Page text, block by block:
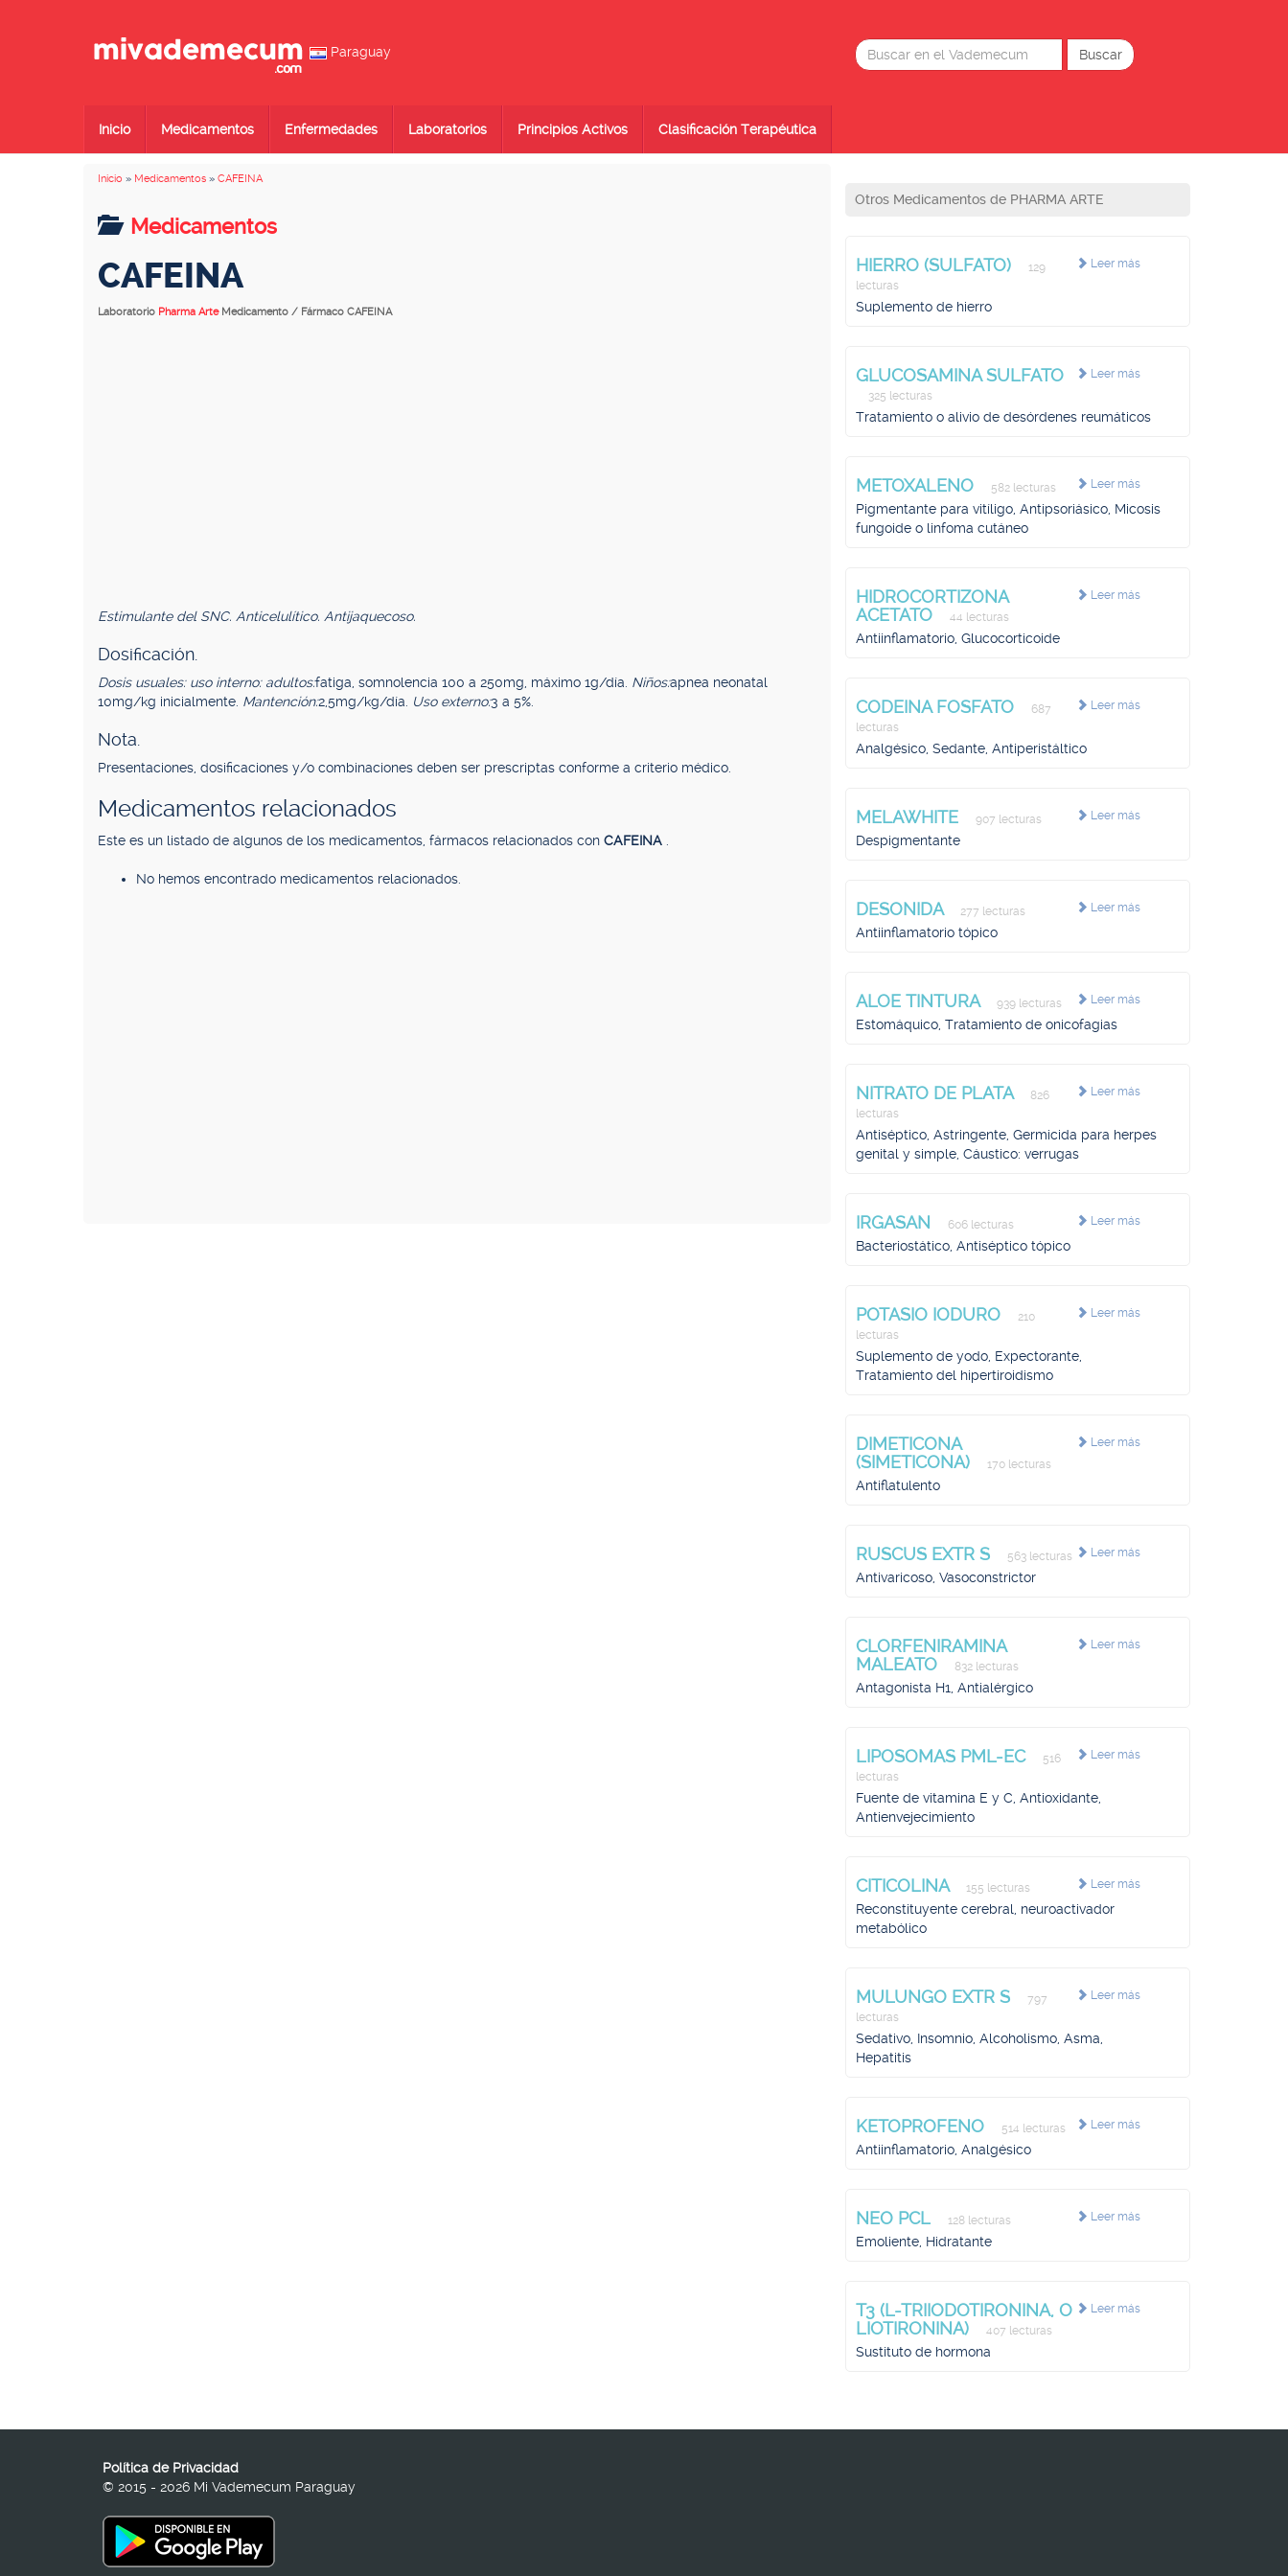
Paraguay
Inicio Medicamentos Enfermedades Laboratorios Principios Activos Clasificación Terapéutica
Inicio » Medicamentos » CAFEINA
Medicamentos
CAFEINA
Laboratorio Pharma Arte Medicamento / Fármaco CAFEINA
Estimulante del SNC. Anticelulítico. Antijaquecoso.
Dosificación.
Dosis usuales: uso interno: adultos:fatiga, somnolencia 100 a 250mg, máximo 1g/día. Niños:apnea neonatal
10mg/kg inicialmente. Mantención:2,5mg/kg/día. Uso externo:3 a 5%.
Nota.
Presentaciones, dosificaciones y/o combinaciones deben ser prescriptas conforme a criterio médico.
Medicamentos relacionados
Este es un listado de algunos de los medicamentos, fármacos relacionados con CAFEINA
No hemos encontrado medicamentos relacionados.
Otros Medicamentos de PHARMA ARTE
Leer más
HIERRO (SULFATO)
129
lecturas
Suplemento de hierro
Leer más
GLUCOSAMINA SULFATO
325 lecturas
Tratamiento o alivio de desórdenes reumáticos
Leer más
METOXALENO 582 lecturas
Pigmentante para vitíligo, Antipsoriásico, Micosis
fungoide o linfoma cutáneo
Leer más
HIDROCORTIZONA
ACETATO
44 lecturas
Antiinflamatorio, Glucocorticoide
Leer más
CODEINA FOSFATO
687
lecturas
Analgésico, Sedante, Antiperistáltico
Leer más
MELAWHITE 907 lecturas
Despigmentante
Leer más
DESONIDA 277 lecturas
Antiinflamatorio tópico
Leer más
ALOE TINTURA 939 lecturas
Estomáquico, Tratamiento de onicofagias
Leer más
NITRATO DE PLATA
826
lecturas
Antiséptico, Astringente, Germicida para herpes
genital y simple, Cáustico: verrugas
Leer más
IRGASAN 606 lecturas
Bacteriostático, Antiséptico tópico
Leer más
POTASIO IODURO
210
lecturas
Suplemento de yodo, Expectorante,
Tratamiento del hipertiroidismo
Leer más
DIMETICONA
(SIMETICONA)
170 lecturas
Antiflatulento
Leer más
RUSCUS EXTR S 563 lecturas
Antivaricoso, Vasoconstrictor
Leer más
CLORFENIRAMINA
MALEATO
832 lecturas
Antagonista H1, Antialérgico
Leer más
LIPOSOMAS PML-EC
516
lecturas
Fuente de vitamina E y C, Antioxidante,
Antienvejecimiento
Leer más
CITICOLINA 155 lecturas
Reconstituyente cerebral, neuroactivador
metabólico
Leer más
MULUNGO EXTR S
797
lecturas
Sedativo, Insomnio, Alcoholismo, Asma,
Hepatitis
Leer más
KETOPROFENO 514 lecturas
Antiinflamatorio, Analgésico
Leer más
NEO PCL 128 lecturas
Emoliente, Hidratante
Leer más
T3 (L-TRIIODOTIRONINA, O
LIOTIRONINA)
407 lecturas
Sustituto de hormona
Política de Privacidad
© 2015 - 2026 Mi Vademecum Paraguay